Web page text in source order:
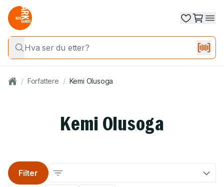
/ Forfattere / Kemi Olusoga
Kemi Olusoga
Filter